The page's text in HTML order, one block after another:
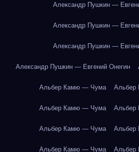
Александр Пушкин —
Александр Пушкин —
Александр Пушкин —
Александр Пушкин — Евгений Онегин
Альбер Камю — Чума
Альбер Камю — Чума
Альбер Камю — Чума
Альбер Камю — Чума